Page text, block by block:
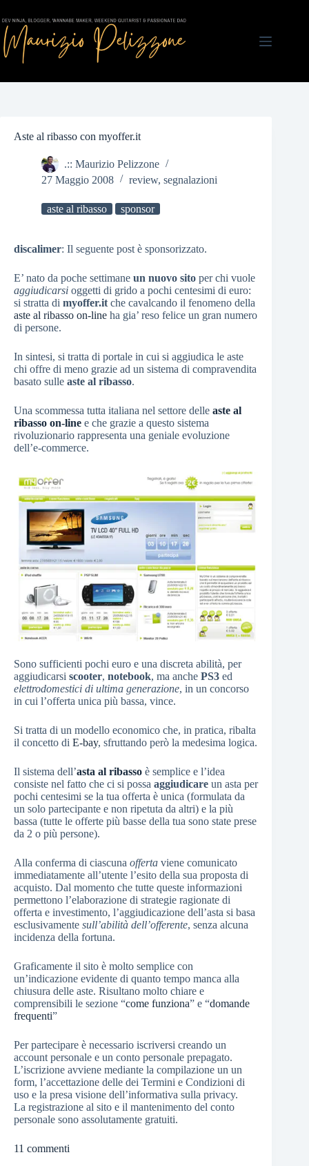
al
contenuto
Aste al ribasso con myoffer.it
.:: Maurizio Pelizzone
27 Maggio 2008
review, segnalazioni
aste al ribasso sponsor
discalimer: Il seguente post è sponsorizzato.
E’ nato da poche settimane un nuovo sito per chi vuole
aggiudicarsi oggetti di grido a pochi centesimi di euro:
si stratta di myoffer.it che cavalcando il fenomeno della
aste al ribasso on-line ha gia’ reso felice un gran numero
di persone.
In sintesi, si tratta di portale in cui si aggiudica le aste
chi offre di meno grazie ad un sistema di compravendita
basato sulle aste al ribasso.
Una scommessa tutta italiana nel settore delle aste al
ribasso on-line e che grazie a questo sistema
rivoluzionario rappresenta una geniale evoluzione
dell’e-commerce.
Sono sufficienti pochi euro e una discreta abilità, per
aggiudicarsi scooter, notebook, ma anche PS3 ed
elettrodomestici di ultima generazione, in un concorso
in cui l’offerta unica più bassa, vince.
Si tratta di un modello economico che, in pratica, ribalta
il concetto di E-bay, sfruttando però la medesima logica.
Il sistema dell’asta al ribasso è semplice e l’idea
consiste nel fatto che ci si possa aggiudicare un asta per
pochi centesimi se la tua offerta è unica (formulata da
un solo partecipante e non ripetuta da altri) e la più
bassa (tutte le offerte più basse della tua sono state prese
da 2 o più persone).
Alla conferma di ciascuna offerta viene comunicato
immediatamente all’utente l’esito della sua proposta di
acquisto. Dal momento che tutte queste informazioni
permettono l’elaborazione di strategie ragionate di
offerta e investimento, l’aggiudicazione dell’asta si basa
esclusivamente sull’abilità dell’offerente, senza alcuna
incidenza della fortuna.
Graficamente il sito è molto semplice con
un’indicazione evidente di quanto tempo manca alla
chiusura delle aste. Risultano molto chiare e
comprensibili le sezione “come funziona” e “domande
frequenti”
Per partecipare è necessario iscriversi creando un
account personale e un conto personale prepagato.
L’iscrizione avviene mediante la compilazione un un
form, l’accettazione delle dei Termini e Condizioni di
uso e la presa visione dell’informativa sulla privacy.
La registrazione al sito e il mantenimento del conto
personale sono assolutamente gratuiti.
11 commenti